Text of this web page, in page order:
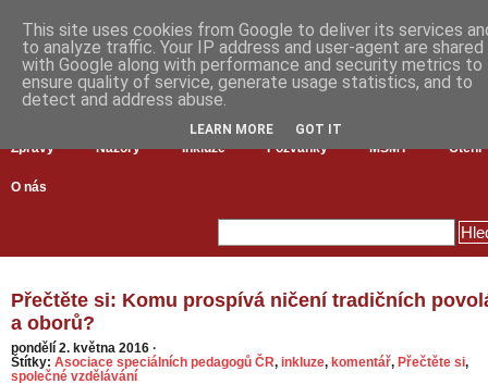
Zprávy Názory Inkluze Pozvánky MŠMT Čtení
O nás
Přečtěte si: Komu prospívá ničení tradičních
a oborů?
pondělí 2. května 2016 ·
Štítky: Asociace speciálních pedagogů ČR, inkluze, komentář, Přečtěte si,
společné vzdělávání
This site uses cookies from Google to deliver its services
to analyze traffic. Your IP address and user-agent are shared
with Google along with performance and security metrics to
ensure quality of service, generate usage statistics, and to
detect and address abuse.
LEARN MORE GOT IT